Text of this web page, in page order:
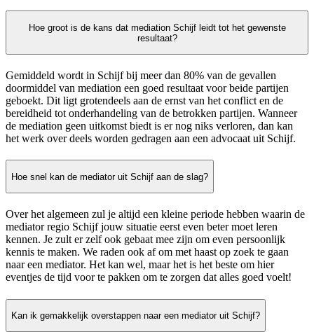
Hoe groot is de kans dat mediation Schijf leidt tot het gewenste
resultaat?
Gemiddeld wordt in Schijf bij meer dan 80% van de gevallen
doormiddel van mediation een goed resultaat voor beide partijen
geboekt. Dit ligt grotendeels aan de ernst van het conflict en de
bereidheid tot onderhandeling van de betrokken partijen. Wanneer
de mediation geen uitkomst biedt is er nog niks verloren, dan kan
het werk over deels worden gedragen aan een advocaat uit Schijf.
Hoe snel kan de mediator uit Schijf aan de slag?
Over het algemeen zul je altijd een kleine periode hebben waarin de
mediator regio Schijf jouw situatie eerst even beter moet leren
kennen. Je zult er zelf ook gebaat mee zijn om even persoonlijk
kennis te maken. We raden ook af om met haast op zoek te gaan
naar een mediator. Het kan wel, maar het is het beste om hier
eventjes de tijd voor te pakken om te zorgen dat alles goed voelt!
Kan ik gemakkelijk overstappen naar een mediator uit Schijf?